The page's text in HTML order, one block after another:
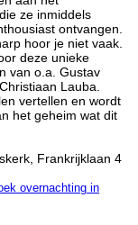
ze inmiddels
ontvangen.
hoor je niet vaak.
deze unieke
van o.a. Gustav
Lauba.
vertellen en wordt
het geheim wat dit
Frankrijklaan 4
overnachting in